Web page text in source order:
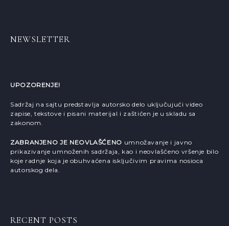
NEWSLETTER
UPOZORENJE!
Sadržaj na sajtu predstavlja autorsko delo uključujući video
zapise, tekstove i pisani materijal i zaštićen je u skladu sa
zakonom.
ZABRANJENO JE NEOVLAŠĆENO umnožavanje i javno
prikazivanje umnoženih sadržaja, kao i neovlašćeno vršenje bilo
koje radnje koja je obuhvaćena isključivim pravima nosioca
autorskog dela.
RECENT POSTS